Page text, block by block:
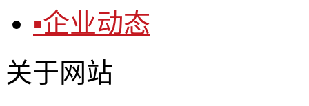
▪企业动态
关于网站